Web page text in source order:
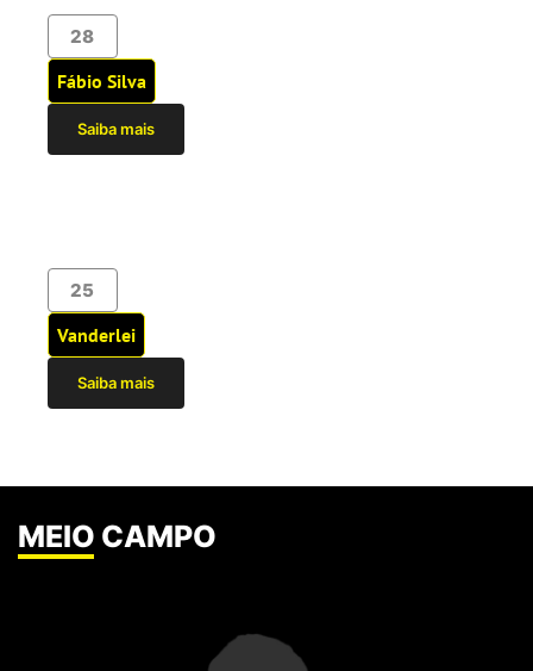
28
Fábio Silva
Saiba mais
25
Vanderlei
Saiba mais
MEIO CAMPO